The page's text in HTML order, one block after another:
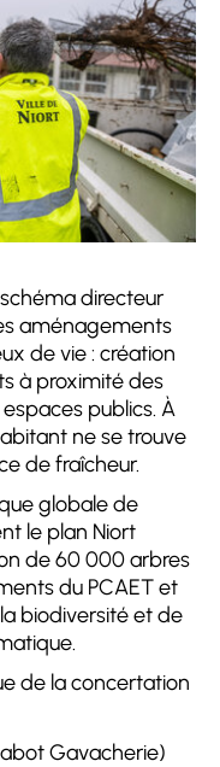
directeur
aménagements
de vie : création
à proximité des
publics. À
ne se trouve
de fraîcheur.
globale de
le plan Niort
de 60 000 arbres
du PCAET et
biodiversité et de
de la concertation
Gavacherie)